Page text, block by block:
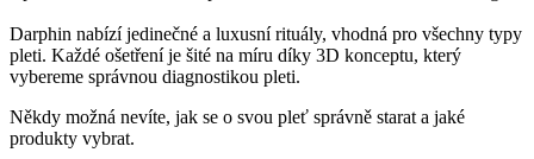
Darphin nabízí jedinečné a luxusní rituály, vhodná pro všechny typy
pleti. Každé ošetření je šité na míru díky 3D konceptu, který
vybereme správnou diagnostikou pleti.
Někdy možná nevíte, jak se o svou pleť správně starat a jaké
produkty vybrat.